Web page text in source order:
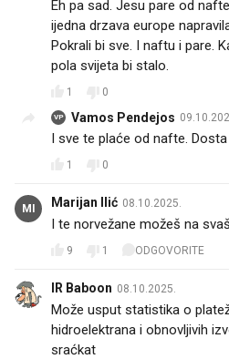
Eh pa sad. Jesu pare od
ijedna drzava europe
Pokrali bi sve. I naftu i pare.
pola svijeta bi stalo.
1 0
VP Vamos Pendejos
I sve te plaće od nafte.
1 0
MI Marijan Ilić 08.10.2025.
I te norvežane možeš na
9 1 ODGOVORITE
IR Baboon 08.10.2025.
Može usput statistika o
hidroelektrana i obnovljivih
sraćkat